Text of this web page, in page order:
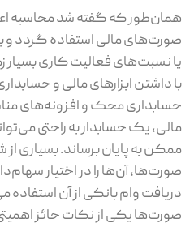
همان‌طور که گفته شد محاسبه
صورت‌های مالی استفاده گردد و
یا نسبت‌های فعالیت کاری بسیار
با داشتن ابزارهای مالی و
حسابداری محک و افزونه‌های
مالی، یک حسابدار به راحتی
ممکن به پایان برساند. بسیاری
صورت‌ها، آن‌ها را در اختیار
دریافت وام بانکی از آن
صورت‌ها یکی از نکات حائز